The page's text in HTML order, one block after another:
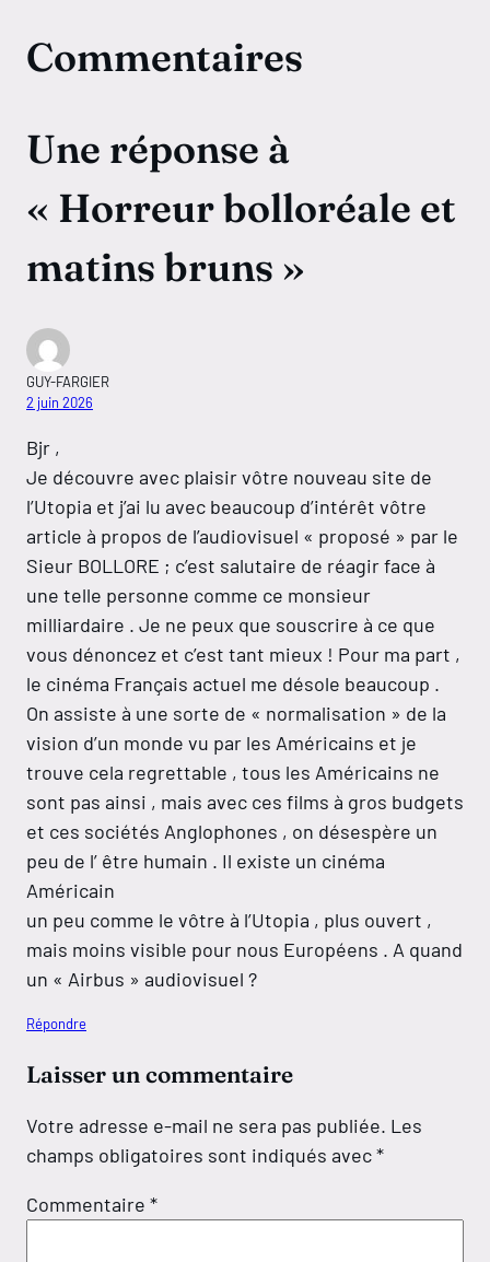
Commentaires
Une réponse à
« Horreur bolloréale et
matins bruns »
GUY-FARGIER
2 juin 2026
Bjr ,
Je découvre avec plaisir vôtre nouveau site de
l’Utopia et j’ai lu avec beaucoup d’intérêt vôtre
article à propos de l’audiovisuel « proposé » par le
Sieur BOLLORE ; c’est salutaire de réagir face à
une telle personne comme ce monsieur
milliardaire . Je ne peux que souscrire à ce que
vous dénoncez et c’est tant mieux ! Pour ma part ,
le cinéma Français actuel me désole beaucoup .
On assiste à une sorte de « normalisation » de la
vision d’un monde vu par les Américains et je
trouve cela regrettable , tous les Américains ne
sont pas ainsi , mais avec ces films à gros budgets
et ces sociétés Anglophones , on désespère un
peu de l’ être humain . Il existe un cinéma
Américain
un peu comme le vôtre à l’Utopia , plus ouvert ,
mais moins visible pour nous Européens . A quand
un « Airbus » audiovisuel ?
Répondre
Laisser un commentaire
Votre adresse e-mail ne sera pas publiée. Les
champs obligatoires sont indiqués avec*
Commentaire *